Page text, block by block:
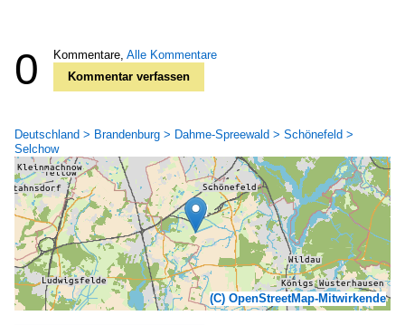
0 Kommentare, Alle Kommentare
Kommentar verfassen
Deutschland > Brandenburg > Dahme-Spreewald > Schönefeld >
Selchow
(C) OpenStreetMap-Mitwirkende